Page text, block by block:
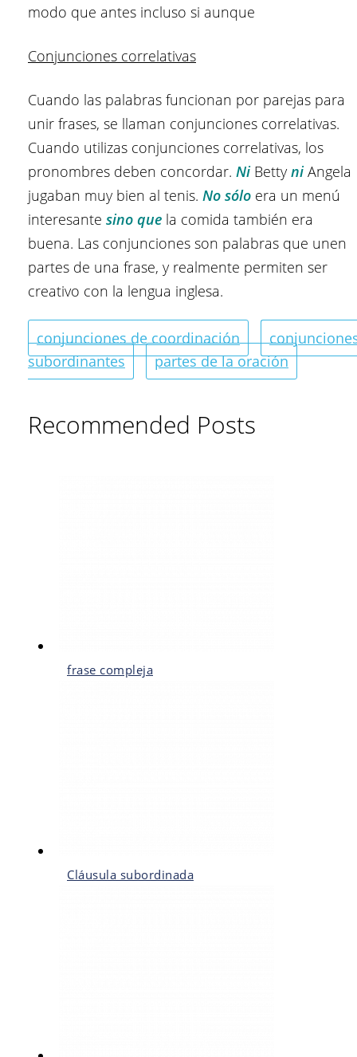
modo que antes incluso si aunque
Conjunciones correlativas
Cuando las palabras funcionan por parejas para
unir frases, se llaman conjunciones correlativas.
Cuando utilizas conjunciones correlativas, los
pronombres deben concordar. Ni Betty niAngela
jugaban muy bien al tenis. No sólo era un menú
interesante sino que la comida también era
buena. Las conjunciones son palabras que unen
partes de una frase, y realmente permiten ser
creativo con la lengua inglesa.
conjunciones de coordinación
subordinantes
partes de la oración
Recommended Posts
frase compleja
Cláusula subordinada